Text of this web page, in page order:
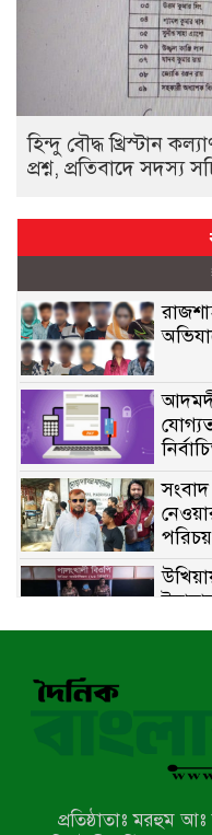
হিন্দু বৌদ্ধ খ্রিস্টান
প্রশ্ন, প্রতিবাদে সদস্য
হিন্দু
প্রতিষ্ঠাতাঃ মরহুম